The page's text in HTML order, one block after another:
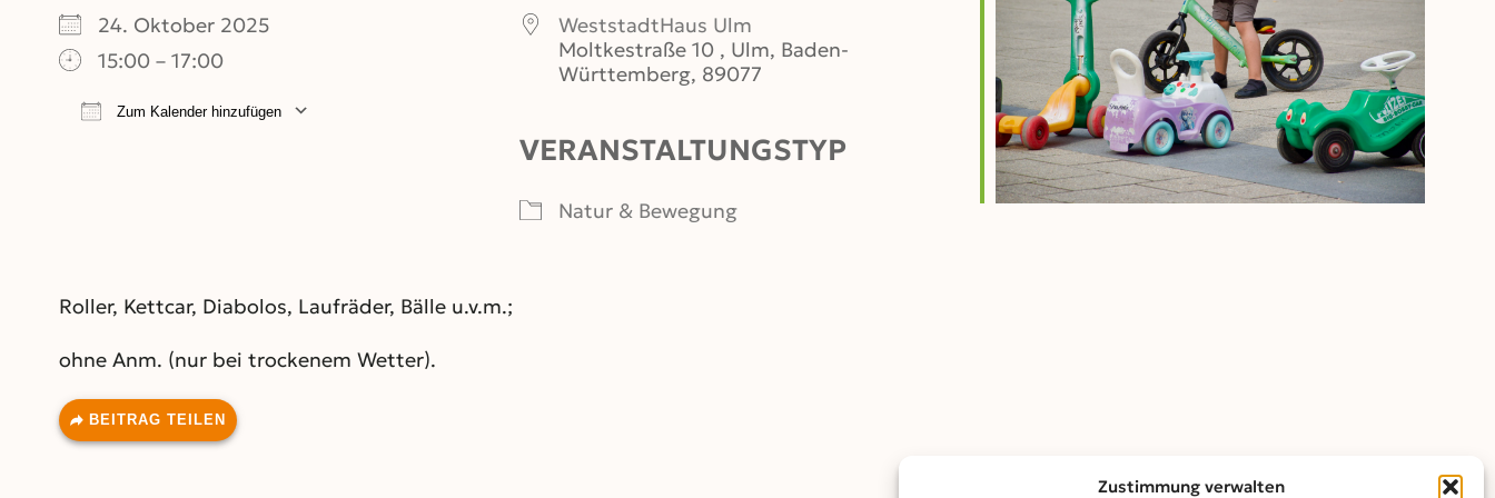
Zustimmung verwalten
24. Oktober 2025
15:00 – 17:00
Zum Kalender hinzufügen
iCalendar Outlook Live
WeststadtHaus Ulm
Moltkestraße 10 , Ulm, Baden-
Württemberg, 89077
VERANSTALTUNGSTYP
Natur & Bewegung
Roller, Kettcar, Diabolos, Laufräder, Bälle u.v.m.;
ohne Anm. (nur bei trockenem Wetter).
BEITRAG TEILEN